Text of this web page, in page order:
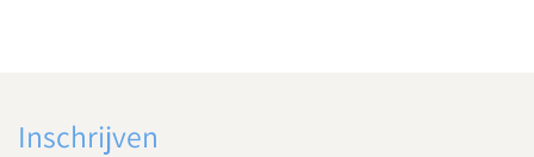
Inschrijven